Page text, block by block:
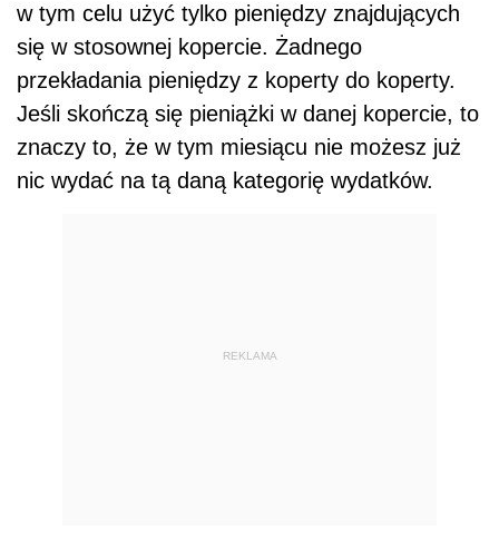
w tym celu użyć tylko pieniędzy znajdujących
się w stosownej kopercie. Żadnego
przekładania pieniędzy z koperty do koperty.
Jeśli skończą się pieniążki w danej kopercie, to
znaczy to, że w tym miesiącu nie możesz już
nic wydać na tą daną kategorię wydatków.
REKLAMA